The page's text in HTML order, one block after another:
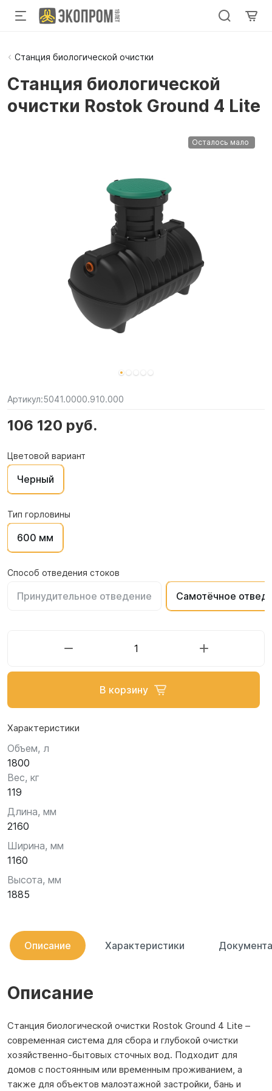
Станция биологической очистки
Станция биологической
очистки Rostok Ground 4 Lite
Осталось мало
Артикул:5041.0000.910.000
106 120 руб.
Цветовой вариант
Черный
Тип горловины
600 мм
Способ отведения стоков
Принудительное отведение Самотёчное
В корзину
Характеристики
Объем, л
1800
Вес, кг
119
Длина, мм
2160
Ширина, мм
1160
Высота, мм
1885
Описание Характеристики
Описание
Станция биологической очистки Rostok Ground 4 Lite –
современная система для сбора и глубокой очистки
хозяйственно-бытовых сточных вод. Подходит для
домов с постоянным или временным проживанием, а
также для объектов малоэтажной застройки, бань и